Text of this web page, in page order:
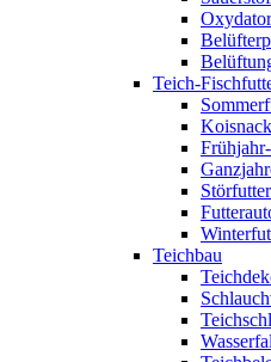
Oxydator
Teich-
Koisnack
Störfutter
Teichbau